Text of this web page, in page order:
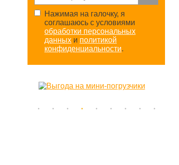
Нажимая на галочку, я
соглашаюсь с условиями
обработки персональных
данных и политикой
конфиденциальности.